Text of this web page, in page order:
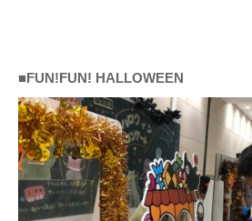
■FUN!FUN! HALLOWEEN